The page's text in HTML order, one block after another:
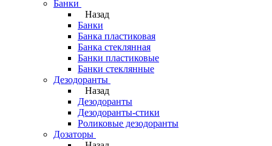
Банки
Назад
Банки
Банка пластиковая
Банка стеклянная
Банки пластиковые
Банки стеклянные
Дезодоранты
Назад
Дезодоранты
Дезодоранты-стики
Роликовые дезодоранты
Дозаторы